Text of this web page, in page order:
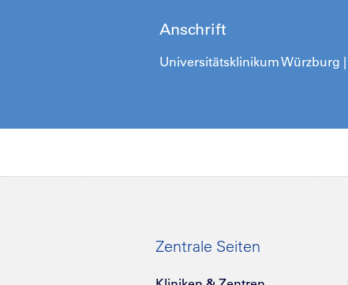
Anschrift
Universitätsklinikum Würzburg
Zentrale Seiten